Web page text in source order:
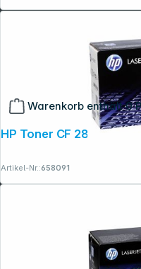
Warenkorb enthält 0
Artikel-Nr.:658091